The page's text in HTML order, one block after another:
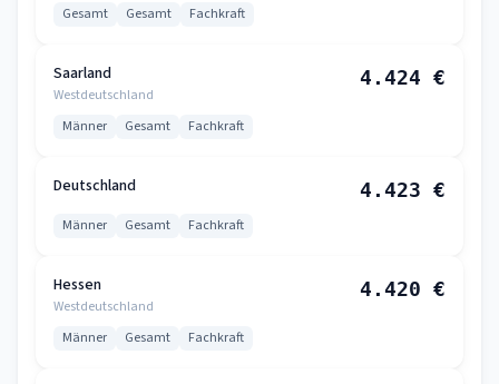
Gesamt Gesamt Fachkraft
Saarland
Westdeutschland
4.424 €
Männer Gesamt Fachkraft
Deutschland 4.423 €
Männer Gesamt Fachkraft
Hessen
Westdeutschland
4.420 €
Männer Gesamt Fachkraft